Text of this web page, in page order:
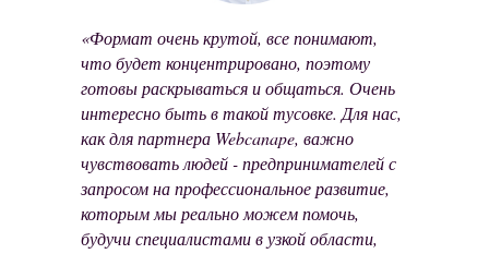
«Формат очень крутой, все понимают,
что будет концентрировано, поэтому
готовы раскрываться и общаться. Очень
интересно быть в такой тусовке. Для нас,
как для партнера Webcanape, важно
чувствовать людей - предпринимателей с
запросом на профессиональное развитие,
которым мы реально можем помочь,
будучи специалистами в узкой области,